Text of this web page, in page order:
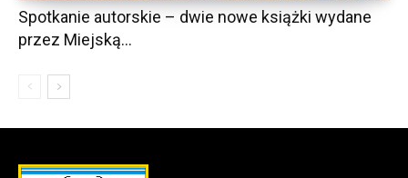
Spotkanie autorskie – dwie nowe książki wydane
przez Miejską...